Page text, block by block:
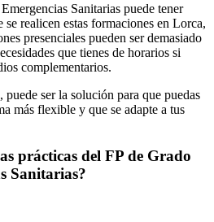
Sanitarias puede tener
se realicen estas formaciones en Lorca,
presenciales pueden ser demasiado
que tienes de horarios si
complementarios.
ser la solución para que puedas
más flexible y que se adapte a tus
prácticas del FP de Grado
Sanitarias?